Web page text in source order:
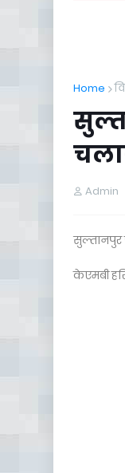
Home
Admin
सुल्तानपुर
केएमबी